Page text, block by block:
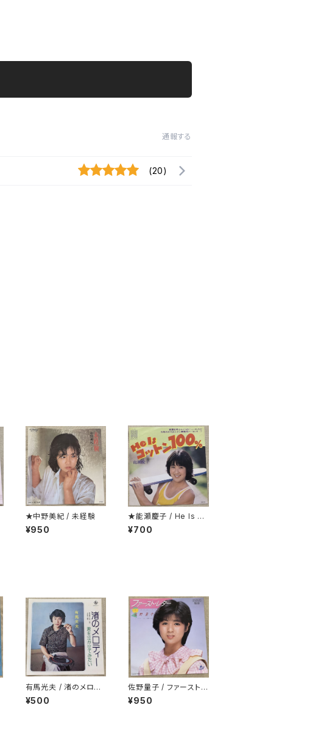
通報する
(20)
★中野美紀 / 未経験
¥950
★能瀬慶子 / He Is コ
ットン100％
¥700
有馬光夫 / 渚のメロデ
ィー
¥500
佐野量子 / ファースト・
レター
¥950